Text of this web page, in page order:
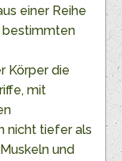
einer Reihe
bestimmten
Körper die
mit
nicht tiefer als
und